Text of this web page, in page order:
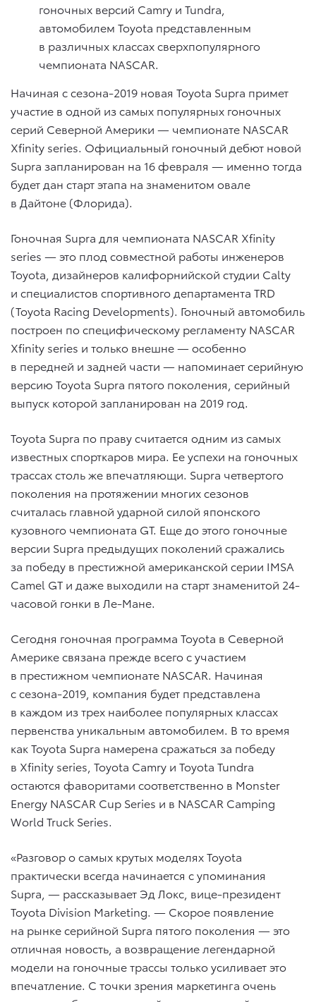
гоночных версий Camry и Tundra,
автомобилем Toyota представленным
в различных классах сверхпопулярного
чемпионата NASCAR.
Начиная с сезона-2019 новая Toyota Supra примет
участие в одной из самых популярных гоночных
серий Северной Америки — чемпионате NASCAR
Xfinity series. Официальный гоночный дебют новой
Supra запланирован на 16 февраля — именно тогда
будет дан старт этапа на знаменитом овале
в Дайтоне (Флорида).
Гоночная Supra для чемпионата NASCAR Xfinity
series — это плод совместной работы инженеров
Toyota, дизайнеров калифорнийской студии Calty
и специалистов спортивного департамента TRD
(Toyota Racing Developments). Гоночный автомобиль
построен по специфическому регламенту NASCAR
Xfinity series и только внешне — особенно
в передней и задней части — напоминает серийную
версию Toyota Supra пятого поколения, серийный
выпуск которой запланирован на 2019 год.
Toyota Supra по праву считается одним из самых
известных спорткаров мира. Ее успехи на гоночных
трассах столь же впечатляющи. Supra четвертого
поколения на протяжении многих сезонов
считалась главной ударной силой японского
кузовного чемпионата GT. Еще до этого гоночные
версии Supra предыдущих поколений сражались
за победу в престижной американской серии IMSA
Camel GT и даже выходили на старт знаменитой 24-
часовой гонки в Ле-Мане.
Сегодня гоночная программа Toyota в Северной
Америке связана прежде всего с участием
в престижном чемпионате NASCAR. Начиная
с сезона-2019, компания будет представлена
в каждом из трех наиболее популярных классах
первенства уникальным автомобилем. В то время
как Toyota Supra намерена сражаться за победу
в Xfinity series, Toyota Camry и Toyota Tundra
остаются фаворитами соответственно в Monster
Energy NASCAR Cup Series и в NASCAR Camping
World Truck Series.
«Разговор о самых крутых моделях Toyota
практически всегда начинается с упоминания
Supra, — рассказывает Эд Локс, вице-президент
Toyota Division Marketing. — Скорое появление
на рынке серийной Supra пятого поколения — это
отличная новость, а возвращение легендарной
модели на гоночные трассы только усиливает это
впечатление. С точки зрения маркетинга очень